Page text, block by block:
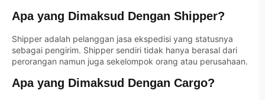
Apa yang Dimaksud Dengan Shipper?
Shipper adalah pelanggan jasa ekspedisi yang statusnya
sebagai pengirim. Shipper sendiri tidak hanya berasal dari
perorangan namun juga sekelompok orang atau perusahaan.
Apa yang Dimaksud Dengan Cargo?